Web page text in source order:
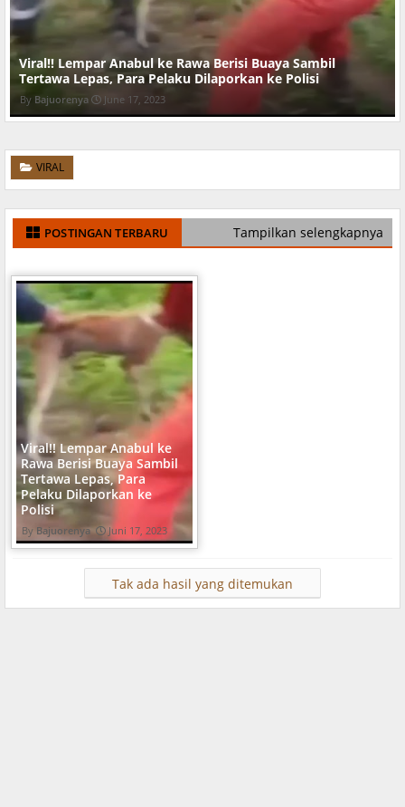
Lempar Anabul ke Rawa Berisi Buaya Sambil
Lepas, Para Pelaku Dilaporkan ke Polisi
Bajuorenya June 17, 2023
VIRAL
POSTINGAN TERBARU Tampilkan selengkapnya
Viral!! Lempar Anabul ke
Rawa Berisi Buaya Sambil
Tertawa Lepas, Para
Pelaku Dilaporkan ke
Polisi
Bajuorenya Juni 17, 2023
Tak ada hasil yang ditemukan